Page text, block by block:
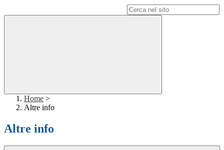
Home >
Altre info
Altre info